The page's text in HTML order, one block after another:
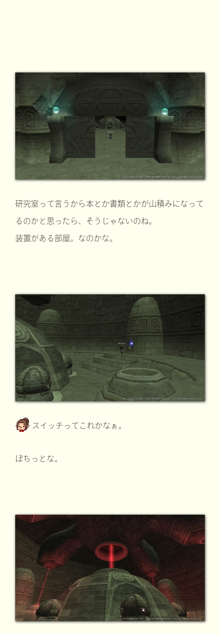
研究室って言うから本とか書類とかが山積みになって
るのかと思ったら、そうじゃないのね。
装置がある部屋。なのかな。
スイッチってこれかなぁ。
ぽちっとな。